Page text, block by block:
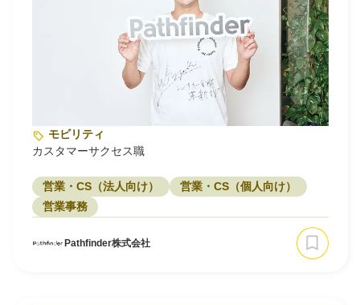
モビリティ
カスタマーサクセス職
営業・CS（法人向け）
営業・CS（個人向け）
営業事務
Pathfinder株式会社